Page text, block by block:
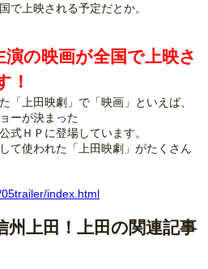
で上映される予定だとか。
の映画が全国で上映さ
！
「上田映劇」で「映画」といえば、
ーが決まった
式ＨＰに登場しています。
て使われた「上田映劇」がたくさん
index.html
上田！上田の関連記事